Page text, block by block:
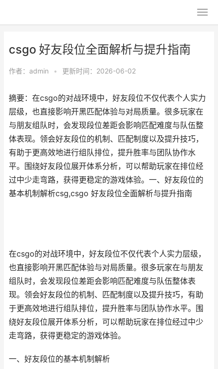
csgo 好友段位全面解析与提升指南
作者： admin • 更新时间：2026-06-02
摘要：在csgo的对战环境中，好友段位不仅代表个人实力
层级，也直接影响开黑匹配体验与对局质量。很多玩家在
与朋友组队时，会发现段位差距会影响匹配难度与队伍整
体表现。领会好友段位的机制、匹配制度以及提升技巧，
有助于更高效地进行组队排位，提升胜率与团队协作水
平。围绕好友段位展开体系分析，可以帮助玩家在排位经
过中少走弯路，获得更稳定的游戏体验。一、好友段位的
基本机制解析csg,csgo 好友段位全面解析与提升指南
在csgo的对战环境中，好友段位不仅代表个人实力层级，
也直接影响开黑匹配体验与对局质量。很多玩家在与朋友
组队时，会发现段位差距会影响匹配难度与队伍整体表
现。领会好友段位的机制、匹配制度以及提升技巧，有助
于更高效地进行组队排位，提升胜率与团队协作水平。围
绕好友段位展开体系分析，可以帮助玩家在排位经过中少
走弯路，获得更稳定的游戏体验。
一、好友段位的基本机制解析